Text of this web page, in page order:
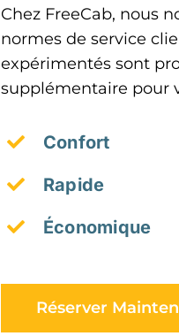
Chez FreeCab, nous
normes de service
expérimentés sont
supplémentaire pour
Confort
Rapide
Économique
Réserver